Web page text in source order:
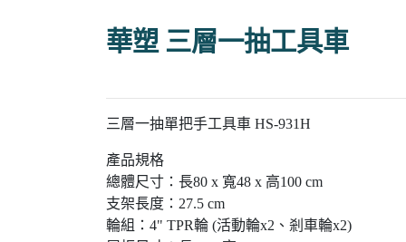
華塑 三層一抽工具車
三層一抽單把手工具車 HS-931H
產品規格
總體尺寸：長80 x 寬48 x 高100 cm
支架長度：27.5 cm
輪組：4" TPR輪 (活動輪x2、剎車輪x2)